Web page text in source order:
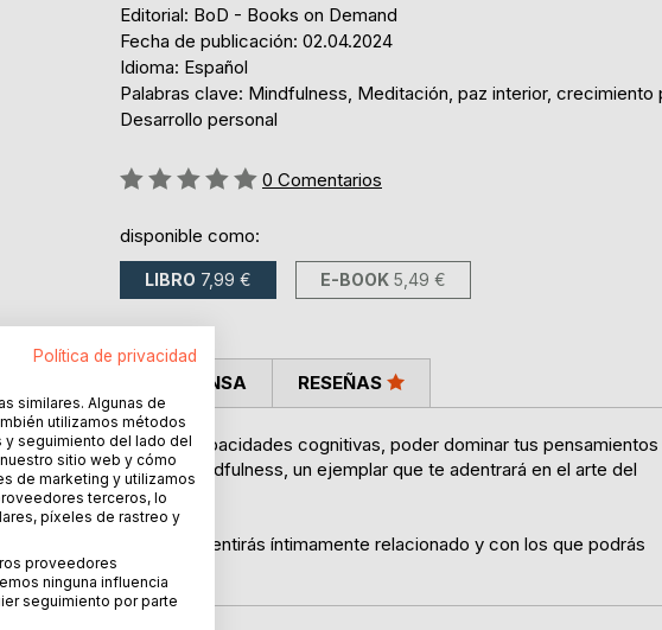
Editorial: BoD - Books on Demand
Fecha de publicación: 02.04.2024
Idioma: Español
Palabras clave: Mindfulness, Meditación, paz interior, crecimiento
Desarrollo personal
Rating:
0 Comentarios
disponible como:
LIBRO 7,99 € E-BOOK 5,49 €
paz, desarrollar tus capacidades cognitivas, poder dominar tus
El Libro Naranja del Mindfulness, un ejemplar que te adentrará en el arte del
meditación.
con los que te sentirás íntimamente relacionado y con los que podrás
la vida.
EN LA PRENSA RESEÑAS
Política de privacidad
similares. Algunas de
utilizamos métodos
seguimiento del lado del
sitio web y cómo
de marketing y utilizamos
terceros, lo
píxeles de rastreo y
proveedores
ninguna influencia
seguimiento por parte